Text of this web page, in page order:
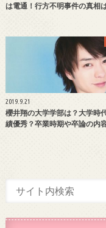
は電通！行方不明事件の真相
2019.9.21
櫻井翔の大学学部は？大学時
績優秀？卒業時期や卒論の内